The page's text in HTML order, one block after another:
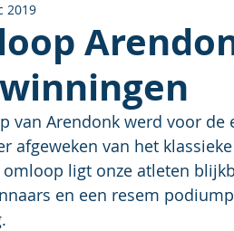
2019
van Arendonk werd voor de
afgeweken van het
omloop ligt onze atleten
en een resem